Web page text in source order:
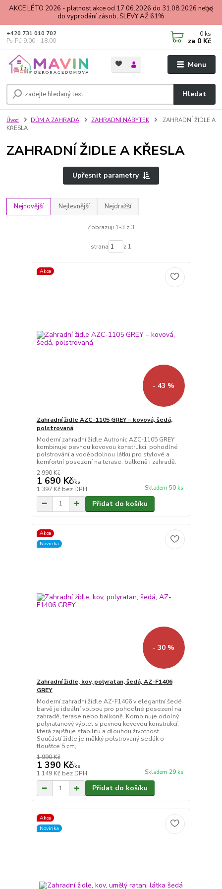
AKCE LÉTO 2026 - platnost akce od 17.06.2026 do 31.08.2026 nebo
do vyprodání zásob, SLEVY AŽ 61%
Menu
Hledat
+420 731 010 702
Po-Pá 9.00 - 18.00
0 ks
za 0 Kč
Úvod DŮM A ZAHRADA ZAHRADNÍ NÁBYTEK
ZAHRADNÍ ŽIDLE A
KŘESLA
ZAHRADNÍ ŽIDLE A KŘESLA
Upřesnit parametry
Nejnovější Nejlevnější Nejdražší
Zobrazuji 1-3 z 3
strana z 1
Akce
- 43 %
Zahradní židle AZC-1105 GREY – kovová, šedá,
polstrovaná
Moderní zahradní židle Autronic AZC-1105 GREY
kombinuje pevnou kovovou konstrukci, pohodlné
polstrování a voděodolnou látku pro stylové a
komfortní posezení na terase, balkoně i zahradě.
2 990 Kč
1 690 Kč/ks
1 397 Kč bez DPH Skladem 50 ks
Přidat do košíku
Akce
Novinka
- 30 %
Zahradní židle, kov, polyratan, šedá, AZ-F1406
GREY
Moderní zahradní židle AZ-F1406 v elegantní šedé
barvě je ideální volbou pro pohodlné posezení na
zahradě, terase nebo balkoně. Kombinuje odolný
polyratanový výplet s pevnou kovovou konstrukcí,
která zajišťuje stabilitu a dlouhou životnost.
Součástí židle je měkký polstrovaný sedák o
tloušťce 5 cm,
1 990 Kč
1 390 Kč/ks
1 149 Kč bez DPH Skladem 29 ks
Přidat do košíku
Akce
Novinka